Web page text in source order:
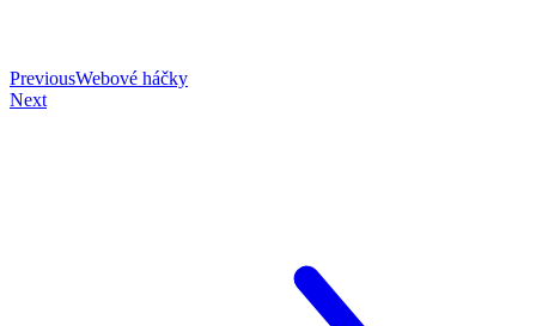
PreviousWebové háčky
Next